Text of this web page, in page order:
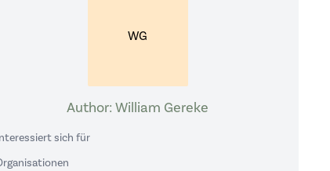
WG
Author: William Gereke
sich für